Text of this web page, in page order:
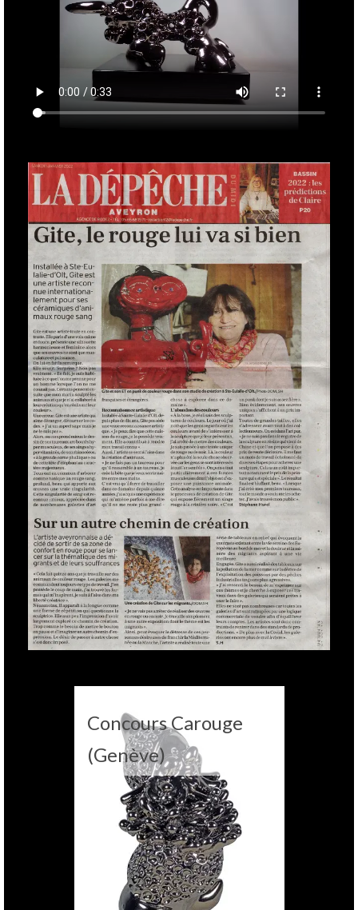
Concours Carouge
(Genève)